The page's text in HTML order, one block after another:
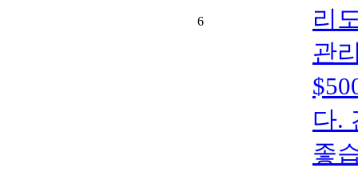
6
리
관
다.
좋